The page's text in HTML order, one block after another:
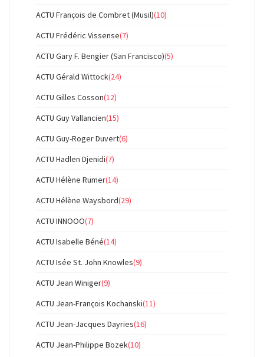
ACTU François de Combret (Musil)(10)
ACTU Frédéric Vissense(7)
ACTU Gary F. Bengier (San Francisco)(5)
ACTU Gérald Wittock(24)
ACTU Gilles Cosson(12)
ACTU Guy Vallancien(15)
ACTU Guy-Roger Duvert(6)
ACTU Hadlen Djenidi(7)
ACTU Hélène Rumer(14)
ACTU Hélène Waysbord(29)
ACTU INNOOO(7)
ACTU Isabelle Béné(14)
ACTU Isée St. John Knowles(9)
ACTU Jean Winiger(9)
ACTU Jean-François Kochanski(11)
ACTU Jean-Jacques Dayries(16)
ACTU Jean-Philippe Bozek(10)